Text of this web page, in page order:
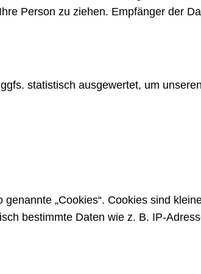
Person zu ziehen. Empfänger der
statistisch ausgewertet, um
„Cookies“. Cookies sind
bestimmte Daten wie z. B. IP-